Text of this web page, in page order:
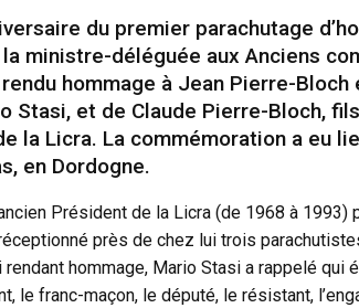
du premier parachutage
ministre-déléguée aux Anciens
hommage à Jean Pierre-
Stasi, et de Claude Pierre-Bloch,
la Licra. La commémoration a eu
en Dordogne.
Président de la Licra (de 1968 à 1993)
près de chez lui trois
rendant hommage, Mario Stasi a rappelé qui
le franc-maçon, le député, le résistant,